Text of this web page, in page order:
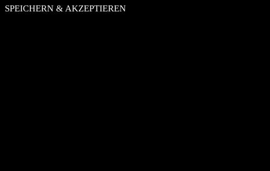
SPEICHERN & AKZEPTIEREN